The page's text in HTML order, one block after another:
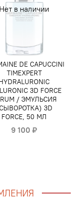
Нет в наличии
DE CAPUCCINI
TIMEXPERT
3D FORCE
/ ЭМУЛЬСИЯ
3D
FORCE, 50 МЛ
9 100 ₽